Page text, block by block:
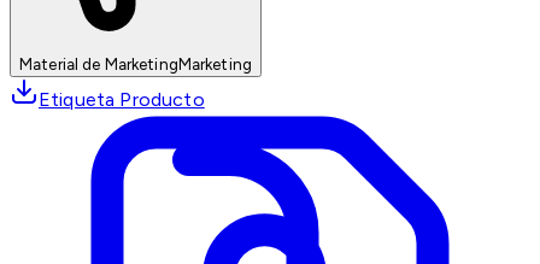
Material de MarketingMarketing
Etiqueta Producto